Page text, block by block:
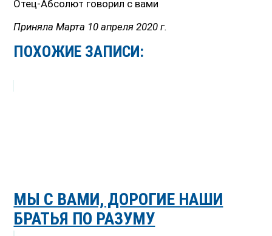
Отец-Абсолют говорил с вами
Приняла Марта 10 апреля 2020 г.
ПОХОЖИЕ ЗАПИСИ:
МЫ С ВАМИ, ДОРОГИЕ НАШИ
БРАТЬЯ ПО РАЗУМУ